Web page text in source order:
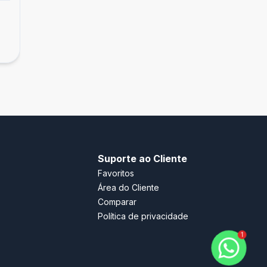
Suporte ao Cliente
Favoritos
Área do Cliente
Comparar
Política de privacidade
1